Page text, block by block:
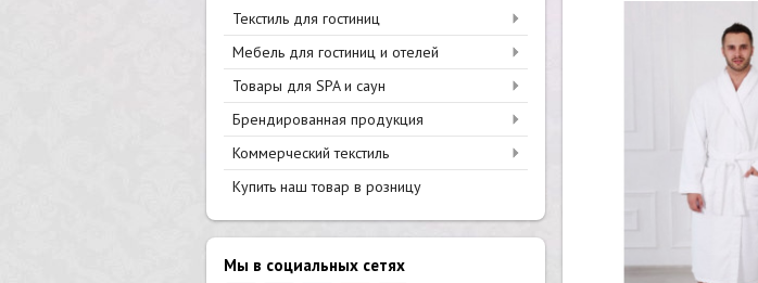
Текстиль для гостиниц
Мебель для гостиниц и отелей
Товары для SPA и саун
Брендированная продукция
Коммерческий текстиль
Купить наш товар в розницу
Мы в социальных сетях